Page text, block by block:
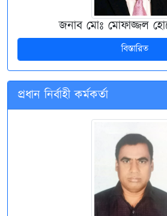
জনাব মোঃ মোফাজ্জল
বিস্তারিত
প্রধান নির্বাহী কর্মকর্তা